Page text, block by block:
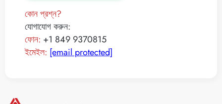
কোন প্রশ্ন?
যোগাযোগ করুন:
ফোন: +1 849 9370815
ইমেইল: [email protected]